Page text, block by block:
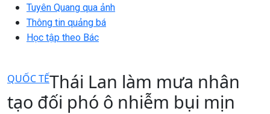
Tuyên Quang qua ảnh
Thông tin quảng bá
Học tập theo Bác
QUỐC TẾThái Lan làm mưa nhân
tạo đối phó ô nhiễm bụi mịn